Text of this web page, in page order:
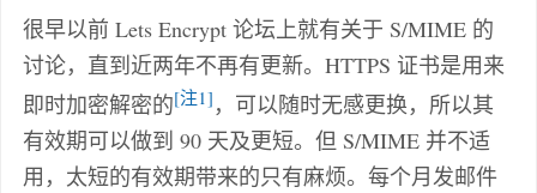
很早以前 Lets Encrypt 论坛上就有关于 S/MIME 的
讨论，直到近两年不再有更新。HTTPS 证书是用来
即时加密解密的 注1 ，可以随时无感更换，所以其
有效期可以做到 90 天及更短。但 S/MIME 并不适
用，太短的有效期带来的只有麻烦。每个月发邮件